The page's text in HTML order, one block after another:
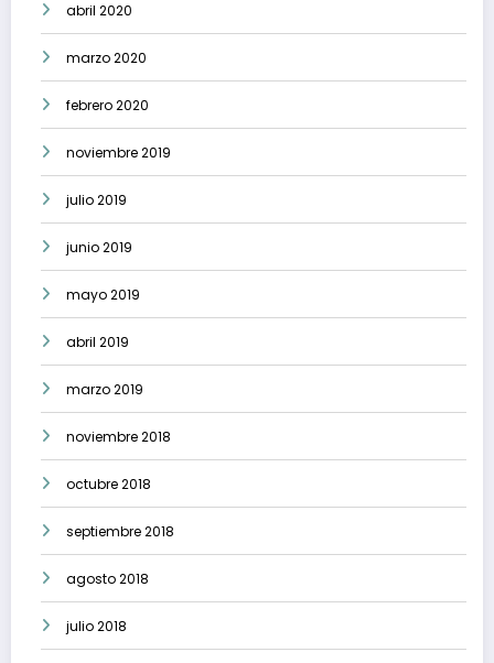
abril 2020
marzo 2020
febrero 2020
noviembre 2019
julio 2019
junio 2019
mayo 2019
abril 2019
marzo 2019
noviembre 2018
octubre 2018
septiembre 2018
agosto 2018
julio 2018